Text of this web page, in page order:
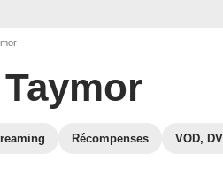
Récompenses VOD,